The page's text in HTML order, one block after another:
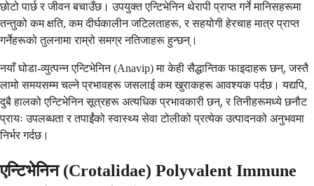
छोटो पार्छ र जीवन बचाउँछ। उपयुक्त एन्टिभेनिन थेरापी प्राप्त गर्ने मानिसहरूमा
तन्तुको कम क्षति, कम दीर्घकालीन जटिलताहरू, र सहयोगी हेरचाह मात्र प्राप्त
गर्नेहरूको तुलनामा राम्रो समग्र नतिजाहरू हुन्छन्।
नयाँ घोडा-व्युत्पन्न एन्टिभेनिन (Anavip) मा केही सैद्धान्तिक फाइदाहरू छन्, जस्तै
लामो समयसम्म चल्ने प्रभावहरू जसलाई कम खुराकहरू आवश्यक पर्दछ। यद्यपि,
दुबै हालको एन्टिभेनिन सूत्रहरू अत्यधिक प्रभावकारी छन्, र तिनीहरूमध्ये छनौट
प्रायः उपलब्धता र तपाईंको स्वास्थ्य सेवा टोलीको प्रत्येक उत्पादनको अनुभवमा
निर्भर गर्दछ।
एन्टिभेनिन (Crotalidae) Polyvalent Immune